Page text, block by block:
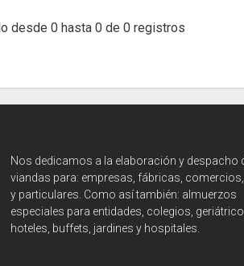
desde 0 hasta 0 de 0 registros
Nos dedicamos a la elaboración y despacho
viandas para: empresas, fábricas,
y particulares. Como así también: almuerzos
especiales para entidades, colegios,
hoteles, buffets, jardines y hospitales.